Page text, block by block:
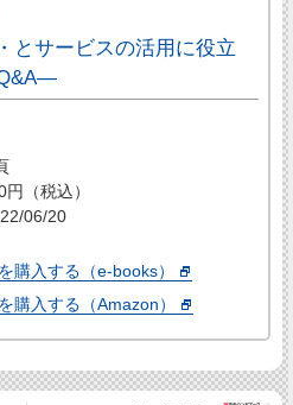
とサービスの活用に役立
（税込）
06/20
購入する（e-books）
購入する（Amazon）